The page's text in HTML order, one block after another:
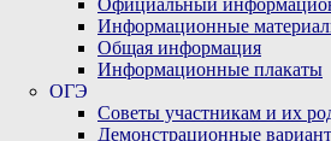
Официальный
Информационные
Общая информация
Информационные плакаты
ОГЭ
Советы участникам и их
Демонстрационные